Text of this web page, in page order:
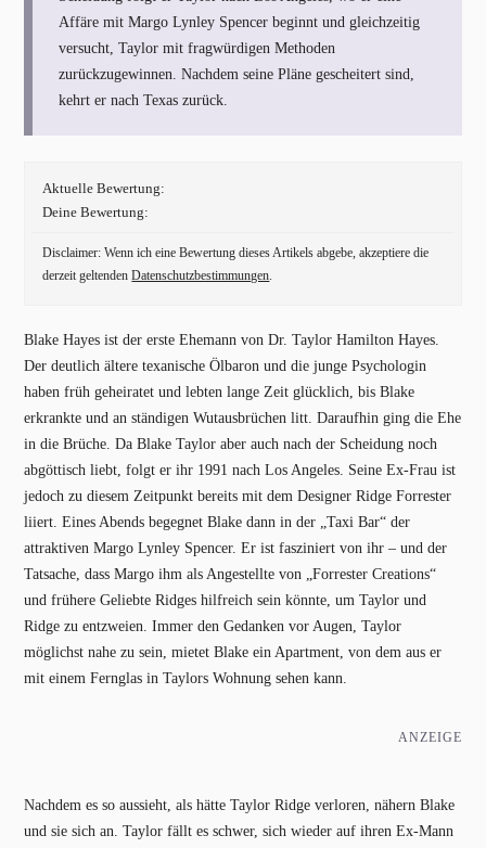
Affäre mit Margo Lynley Spencer beginnt und gleichzeitig
versucht, Taylor mit fragwürdigen Methoden
zurückzugewinnen. Nachdem seine Pläne gescheitert sind,
kehrt er nach Texas zurück.
Aktuelle Bewertung:
Deine Bewertung:
Disclaimer: Wenn ich eine Bewertung dieses Artikels abgebe, akzeptiere die
derzeit geltendenDatenschutzbestimmungen.
Blake Hayes ist der erste Ehemann von Dr. Taylor Hamilton Hayes.
Der deutlich ältere texanische Ölbaron und die junge Psychologin
haben früh geheiratet und lebten lange Zeit glücklich, bis Blake
erkrankte und an ständigen Wutausbrüchen litt. Daraufhin ging die Ehe
in die Brüche. Da Blake Taylor aber auch nach der Scheidung noch
abgöttisch liebt, folgt er ihr 1991 nach Los Angeles. Seine Ex-Frau ist
jedoch zu diesem Zeitpunkt bereits mit dem Designer Ridge Forrester
liiert. Eines Abends begegnet Blake dann in der „Taxi Bar“ der
attraktiven Margo Lynley Spencer. Er ist fasziniert von ihr – und der
Tatsache, dass Margo ihm als Angestellte von „Forrester Creations“
und frühere Geliebte Ridges hilfreich sein könnte, um Taylor und
Ridge zu entzweien. Immer den Gedanken vor Augen, Taylor
möglichst nahe zu sein, mietet Blake ein Apartment, von dem aus er
mit einem Fernglas in Taylors Wohnung sehen kann.
ANZEIGE
Nachdem es so aussieht, als hätte Taylor Ridge verloren, nähern Blake
und sie sich an. Taylor fällt es schwer, sich wieder auf ihren Ex-Mann